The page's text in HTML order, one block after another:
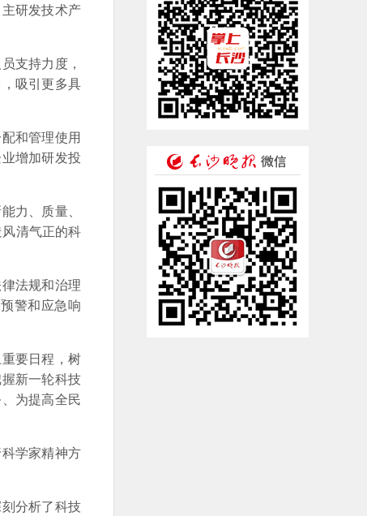
研发技术产
支持力度，
吸引更多具
和管理使用
增加研发投
力、质量、
清气正的科
法规和治理
警和应急响
要日程，树
新一轮科技
为提高全民
学家精神方
分析了科技